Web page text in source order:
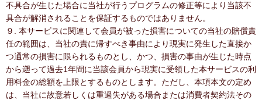
不具合が生じた場合に当社が行うプログラムの修正等により当該不
具合が解消されることを保証するものではありません。
９. 本サービスに関連して会員が被った損害についての当社の賠償責
任の範囲は、当社の責に帰すべき事由により現実に発生した直接か
つ通常の損害に限られるものとし、かつ、損害の事由が生じた時点
から遡って過去1年間に当該会員から現実に受領した本サービスの利
用料金の総額を上限とするものとします。ただし、本項本文の定め
は、当社に故意若しくは重過失がある場合または消費者契約法その